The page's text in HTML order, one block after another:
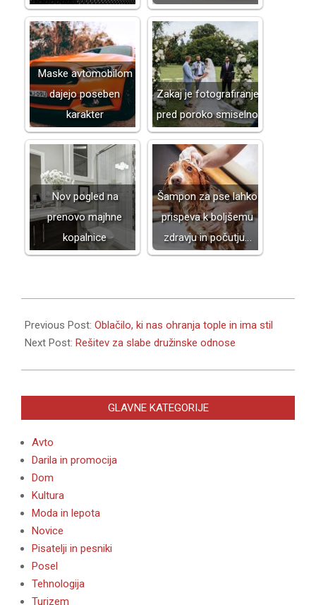
Maske avtomobilom
dajejo poseben
karakter
Zakaj je fotografiranje
pred poroko smiselno
Nov pogled na
prenovo majhne
kopalnice
Šampon za pse lahko
prispeva k boljšemu
zdravju in počutju…
01-
15
Previous Post: Oblačilo, ki nas ohranja tople in ima stil
Next Post: Rešitev za slabe družinske odnose
GLAVNE KATEGORIJE
Avto
Darila in promocija
Dom
Kultura
Moda in lepota
Novice
Pisatelji in pesniki
Posel
Tehnologija
Turizem